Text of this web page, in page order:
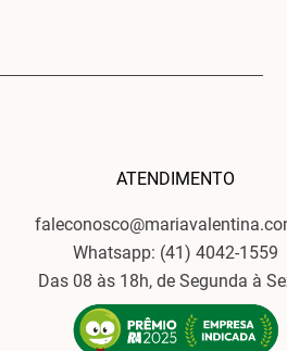
ATENDIMENTO
Whatsapp: (41) 4042-1559
Das 08 às 18h, de Segunda à